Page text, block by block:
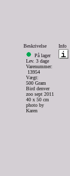
Beskrivelse Info
På lager
Lev. 3 dage
Varenummer:
13954
Vægt:
500 Gram
Bird denver
zoo sept 2011
40 x 50 cm
photo by
Karen